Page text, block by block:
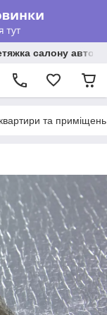
салону авто
квартири та приміщень